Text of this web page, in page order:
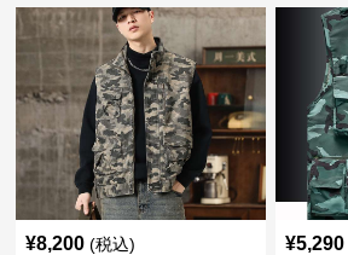
¥8,200 (税込) ¥5,290